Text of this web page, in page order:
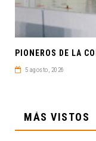
5 agosto, 2026
MÁS VISTOS